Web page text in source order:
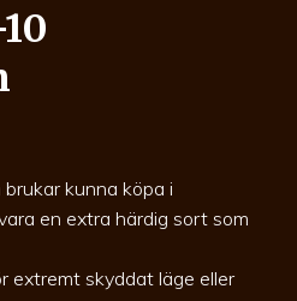
kunna köpa i
en extra härdig sort som
extremt skyddat läge eller